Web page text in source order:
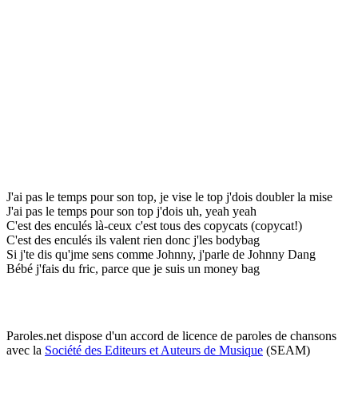
J'ai pas le temps pour son top, je vise le top j'dois doubler la mise
J'ai pas le temps pour son top j'dois uh, yeah yeah
C'est des enculés là-ceux c'est tous des copycats (copycat!)
C'est des enculés ils valent rien donc j'les bodybag
Si j'te dis qu'jme sens comme Johnny, j'parle de Johnny Dang
Bébé j'fais du fric, parce que je suis un money bag
Paroles.net dispose d'un accord de licence de paroles de chansons
avec la Société des Editeurs et Auteurs de Musique (SEAM)